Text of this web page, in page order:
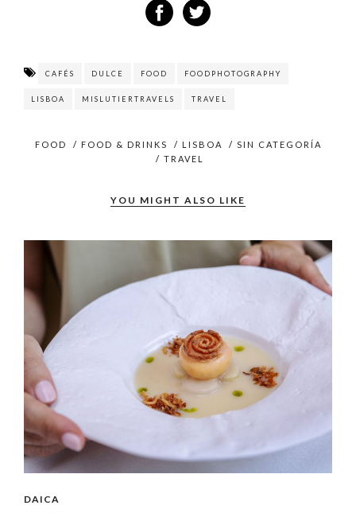
CAFÉS DULCE FOOD FOODPHOTOGRAPHY
LISBOA MISLUTIERTRAVELS TRAVEL
FOOD / FOOD & DRINKS / LISBOA / SIN CATEGORÍA
/ TRAVEL
YOU MIGHT ALSO LIKE
DAICA